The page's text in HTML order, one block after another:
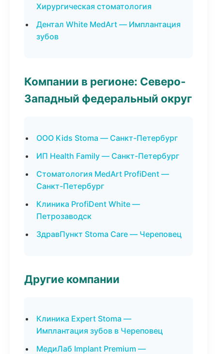
Хирургическая стоматология
Дентал White MedArt — Имплантация
зубов
Компании в регионе: Северо-
Западный федеральный округ
ООО Kids Stoma — Санкт-Петербург
ИП Health Family — Санкт-Петербург
Стоматология MedArt ProfiDent —
Санкт-Петербург
Клиника ProfiDent White —
Петрозаводск
ЗдравПункт Stoma Care — Череповец
Другие компании
Клиника Expert Stoma —
Имплантация зубов в Череповец
МедиЛаб Implant Premium —